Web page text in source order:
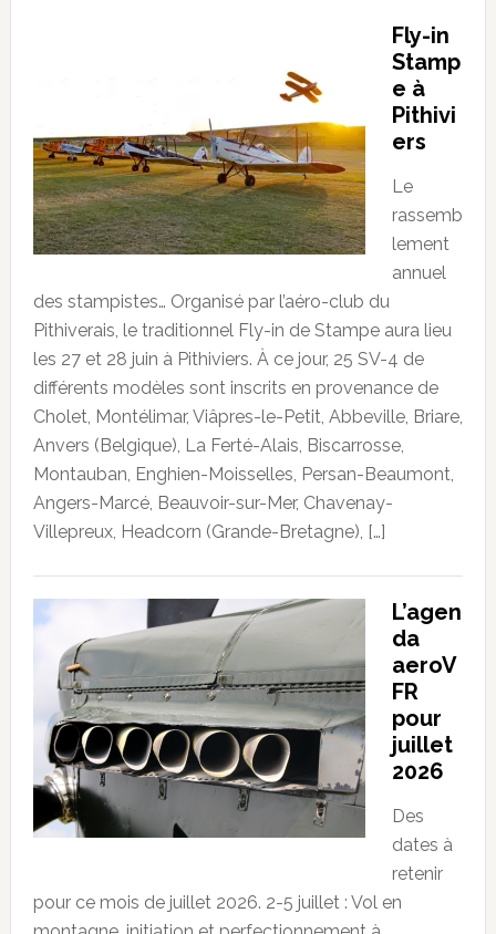
Fly-in
Stamp
e à
Pithivi
ers
Le
rassemb
lement
annuel
des stampistes… Organisé par l’aéro-club du
Pithiverais, le traditionnel Fly-in de Stampe aura lieu
les 27 et 28 juin à Pithiviers. À ce jour, 25 SV-4 de
différents modèles sont inscrits en provenance de
Cholet, Montélimar, Viâpres-le-Petit, Abbeville, Briare,
Anvers (Belgique), La Ferté-Alais, Biscarrosse,
Montauban, Enghien-Moisselles, Persan-Beaumont,
Angers-Marcé, Beauvoir-sur-Mer, Chavenay-
Villepreux, Headcorn (Grande-Bretagne), […]
L’agen
da
aeroV
FR
pour
juillet
2026
Des
dates à
retenir
pour ce mois de juillet 2026. 2-5 juillet : Vol en